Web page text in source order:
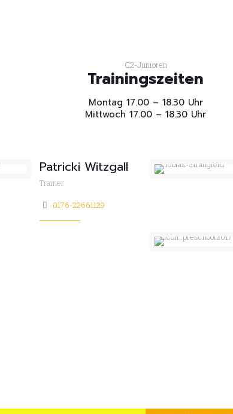
C2-Junioren
Trainingszeiten
Montag 17.00 – 18.30 Uhr
Mittwoch 17.00 – 18.30 Uhr
Patricki Witzgall
Trainer
0176-22661129